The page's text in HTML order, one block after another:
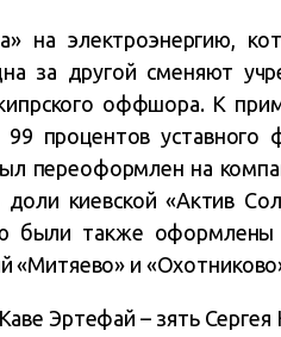
на электроэнергию,
за другой сменяют
оффшора. К
99 процентов
переоформлен на
киевской «Актив
были также
«Митяево» и
Эртефай – зять